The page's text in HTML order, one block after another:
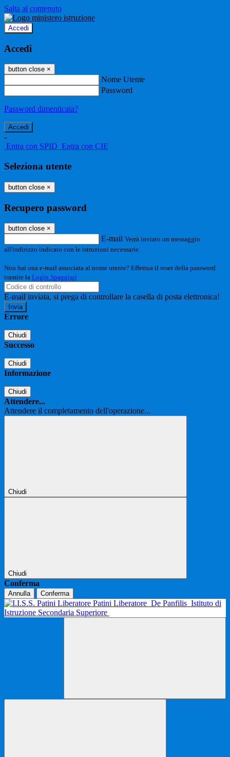
Salta al contenuto
Accedi
Accedi
button close ×
Nome Utente
Password
Password dimenticata?
-
Entra con SPID Entra con CIE
Seleziona utente
button close ×
Recupero password
button close ×
E-mail Verrà inviato un messaggio
all'indirizzo indicato con le istruzioni necessarie.
Non hai una e-mail associata al nome utente? Effettua il reset della password
tramite la Login Spaggiari
E-mail inviata, si prega di controllare la casella di posta elettronica!
Errore
Chiudi
Successo
Chiudi
Informazione
Chiudi
Attendere...
Attendere il completamento dell'operazione...
Chiudi
Chiudi
Conferma
Annulla Conferma
Patini Liberatore De Panfilis Istituto di
Istruzione Secondaria Superiore